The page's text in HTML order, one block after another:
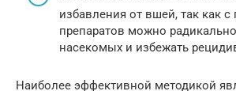
избавления от вшей, так как
препаратов можно
насекомых и избежать
Наиболее эффективной методикой